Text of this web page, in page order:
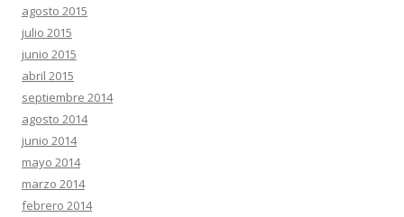
agosto 2015
julio 2015
junio 2015
abril 2015
septiembre 2014
agosto 2014
junio 2014
mayo 2014
marzo 2014
febrero 2014